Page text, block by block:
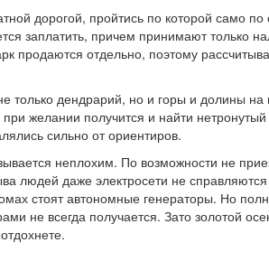
дорогой, пройтись по которой само по
заплатить, причем принимают только
продаются отдельно, поэтому
только дендрарий, но и горы и долины на
желании получится и найти
сильно от ориентиров.
неплохим. По возможности не
людей даже электросети не
стоят автономные генераторы. Но
не всегда получается. Зато золотой